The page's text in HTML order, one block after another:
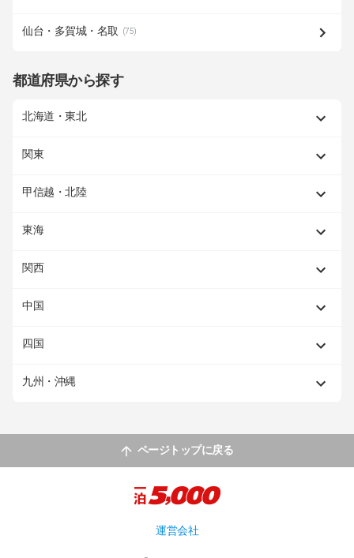
仙台・多賀城・名取 (75)
都道府県から探す
北海道・東北
関東
甲信越・北陸
東海
関西
中国
四国
九州・沖縄
ページトップに戻る
運営会社